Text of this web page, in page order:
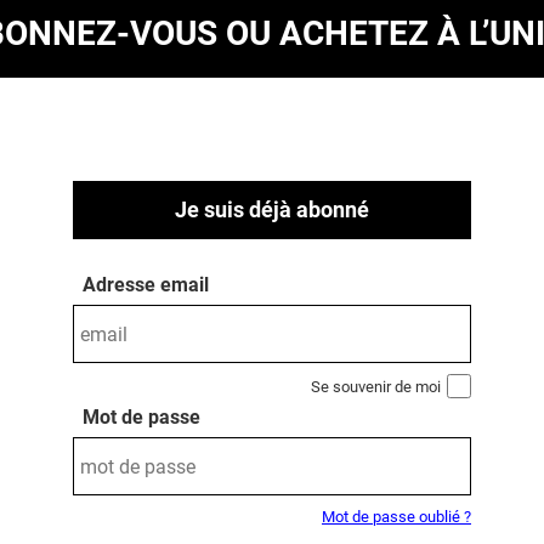
VOUS OU ACHETEZ À
Je suis déjà abonné
Adresse email
Se souvenir de moi
Mot de passe
Mot de passe oublié ?